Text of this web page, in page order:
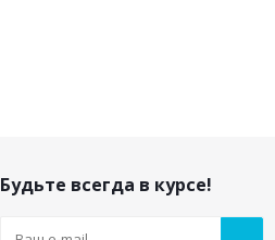
Будьте всегда в курсе!